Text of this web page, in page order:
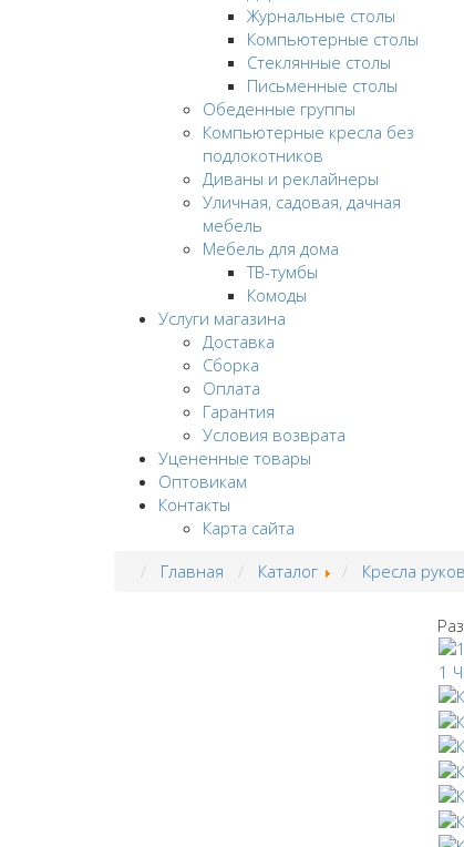
Журнальные столы
Компьютерные столы
Стеклянные столы
Письменные столы
Обеденные группы
Компьютерные кресла без
подлокотников
Диваны и реклайнеры
Уличная, садовая, дачная
мебель
Мебель для дома
ТВ-тумбы
Комоды
Услуги магазина
Доставка
Сборка
Оплата
Гарантия
Условия возврата
Уцененные товары
Оптовикам
Контакты
Карта сайта
Главная
Каталог Кресла